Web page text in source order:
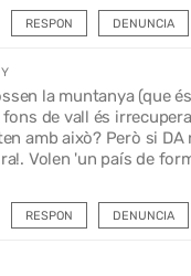
RESPON DENUNCIA
la muntanya (que
de vall és
amb això? Però si
Volen 'un país de
RESPON DENUNCIA